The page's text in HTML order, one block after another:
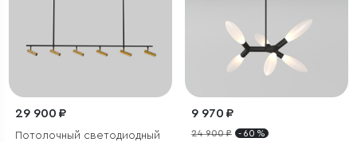
29 900 ₽
Потолочный светодиодный
9 970 ₽
24 900 ₽ - 60 %